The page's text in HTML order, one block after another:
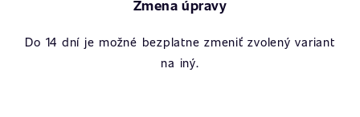
Zmena úpravy
Do 14 dní je možné bezplatne zmeniť zvolený variant
na iný.